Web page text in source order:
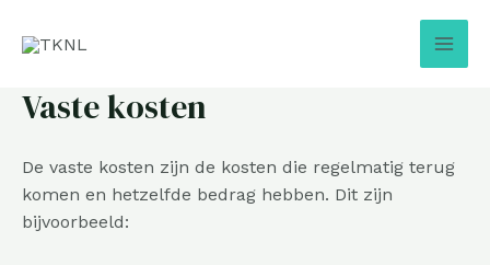
naar
inhoudVaste kosten
De vaste kosten zijn de kosten die regelmatig terug
komen en hetzelfde bedrag hebben. Dit zijn
bijvoorbeeld: